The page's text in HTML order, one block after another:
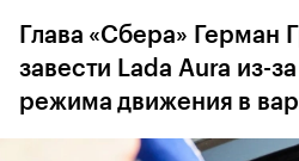
Глава «Сбера» Герман
завести Lada Aura из-
режима движения в